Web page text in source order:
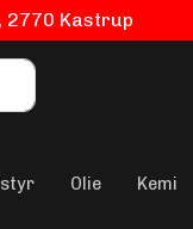
2770 Kastrup
Olie Kemi